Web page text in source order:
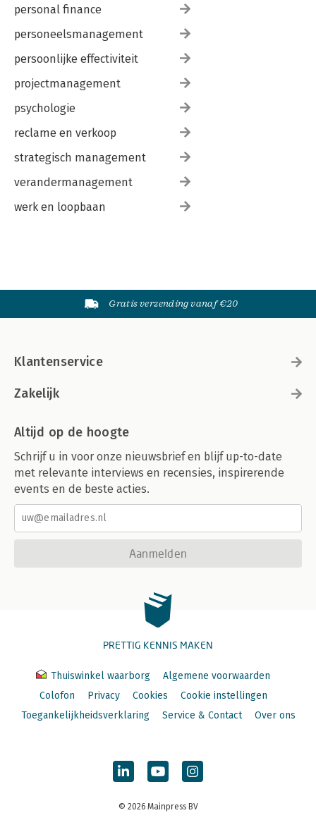
personal finance
personeelsmanagement
persoonlijke effectiviteit
projectmanagement
psychologie
reclame en verkoop
strategisch management
verandermanagement
werk en loopbaan
Gratis verzending vanaf €20
Klantenservice
Zakelijk
Altijd op de hoogte
Schrijf u in voor onze nieuwsbrief en blijf up-to-date
met relevante interviews en recensies, inspirerende
events en de beste acties.
Aanmelden
PRETTIG KENNIS MAKEN
Thuiswinkel waarborg
Algemene voorwaarden
Colofon
Privacy Cookies
Cookie instellingen
Toegankelijkheidsverklaring
Service & Contact Over ons
© 2026 Mainpress BV